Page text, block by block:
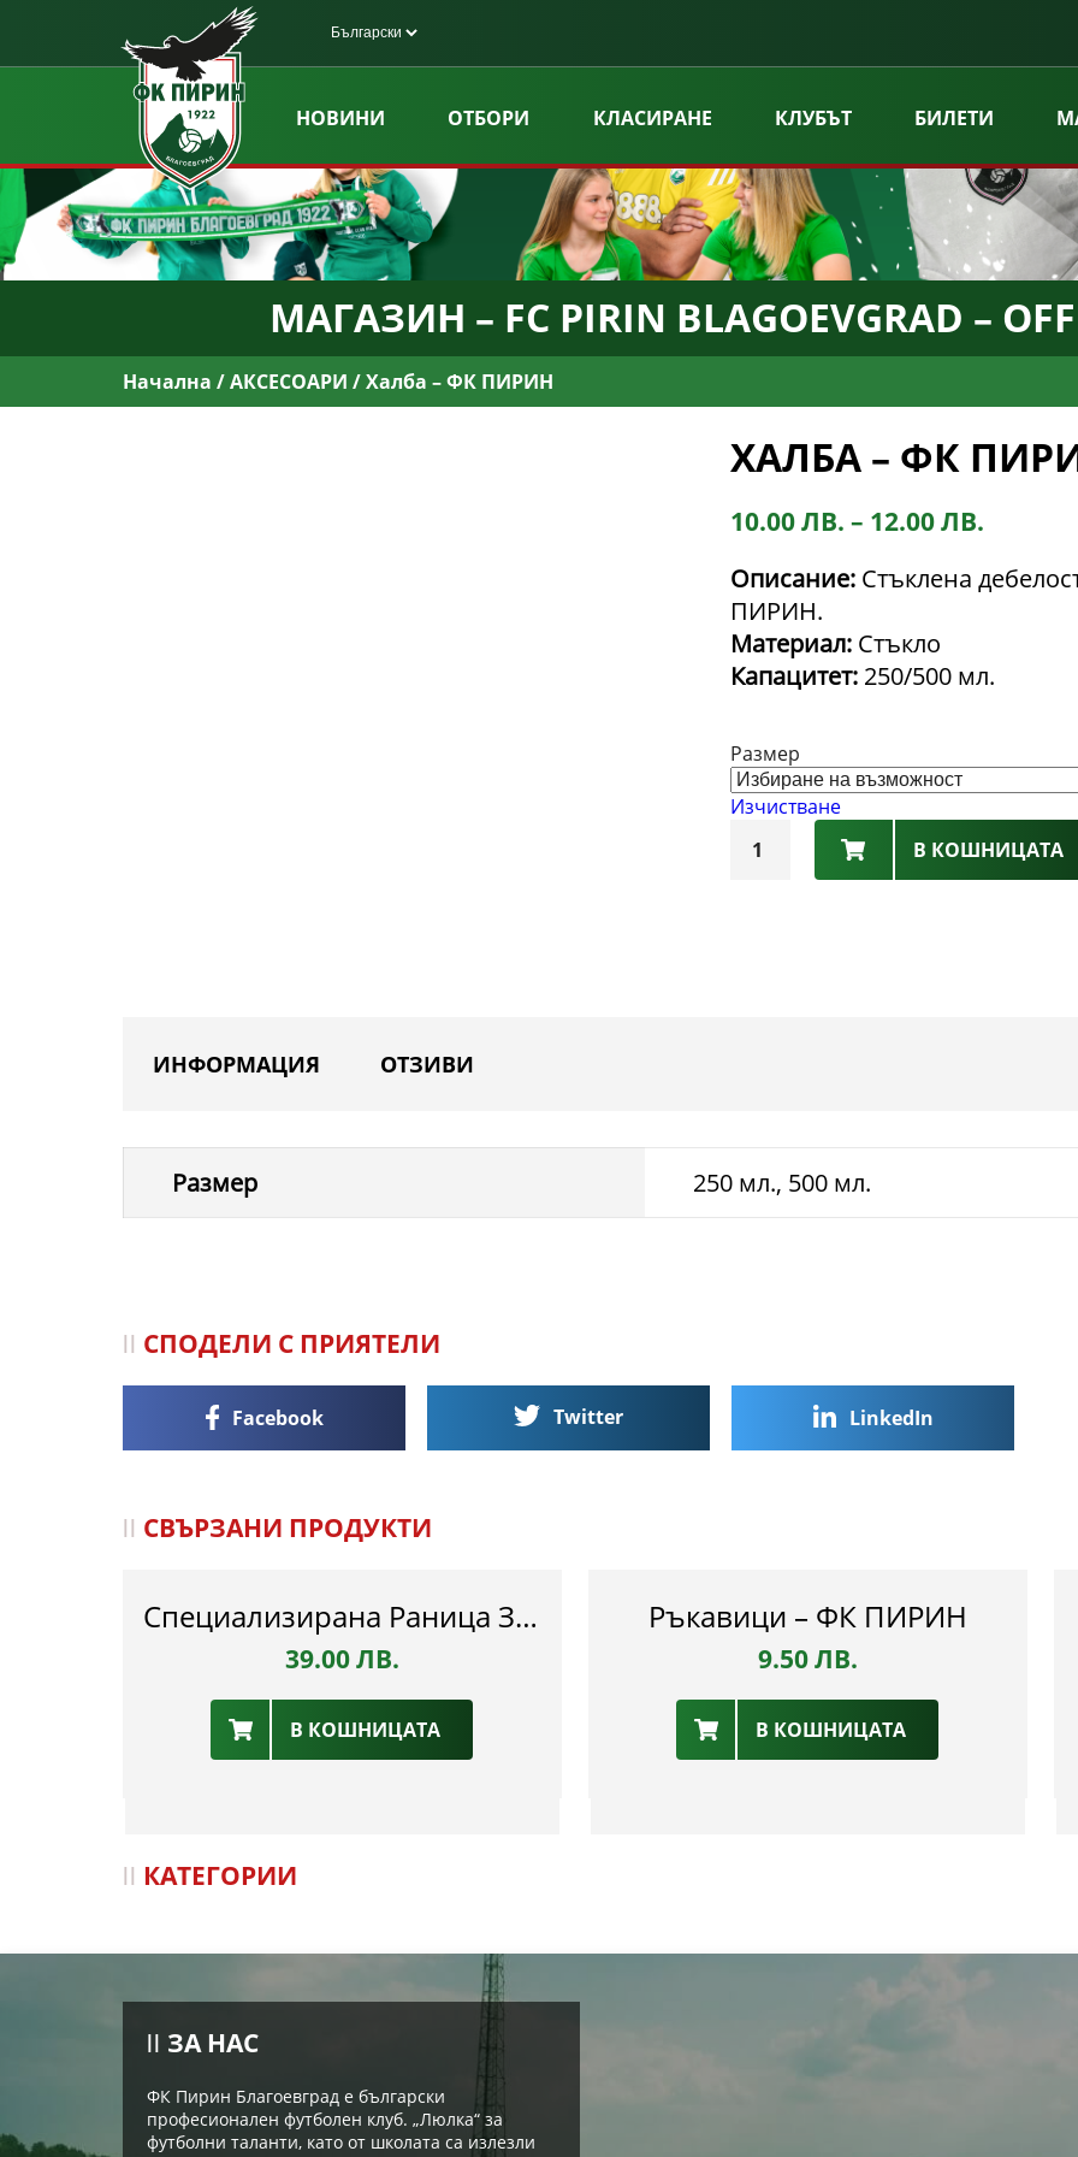
НОВИНИ ОТБОРИ КЛАСИРАНЕ КЛУБЪТ БИЛЕТИ
МАГАЗИН – FC PIRIN BLAGOEVGRAD –
Начална /АКСЕСОАРИ / Халба – ФК ПИРИН
ХАЛБА – ФК
10.00ЛВ. – 12.00ЛВ.
Описание: Стъклена
ПИРИН.
Материал: Стъкло
Капацитет: 250/500 мл.
Размер
Изчистване
количество
В КОШНИЦАТА
ИНФОРМАЦИЯ ОТЗИВИ
Размер 250 мл., 500 мл.
СПОДЕЛИ С ПРИЯТЕЛИ
Facebook Twitter LinkedIn
СВЪРЗАНИ ПРОДУКТИ
Специализирана Раница За Спортна Екипировка – ФК ПИРИН
39.00ЛВ.
В КОШНИЦАТА
Ръкавици – ФК ПИРИН
9.50ЛВ.
В КОШНИЦАТА
КАТЕГОРИИ
ЗА НАС
ФК Пирин Благоевград е български
професионален футболен клуб. „Люлка“ за
футболни таланти, като от школата са излезли